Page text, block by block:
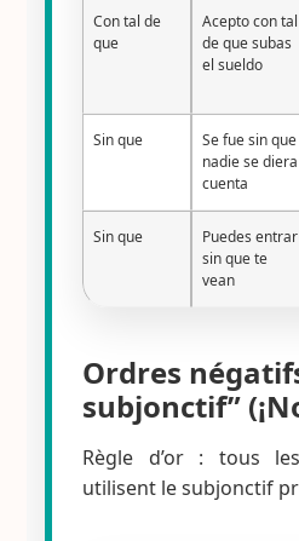
Con tal de
que
Acepto con tal
de que subas
el sueldo
Sin que
Se fue sin que
nadie se diera
cuenta
Sin que
Puedes entrar
sin que te
vean
Ordres
subjonctif”
Règle d’or : tous
utilisent le subjonctif